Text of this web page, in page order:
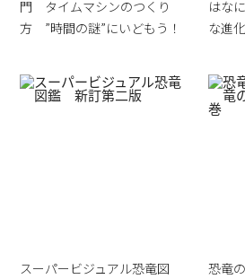
門 タイムマシンのつくり
方 ”時間の謎”にいどもう！
はな
な進
スーパービジュアル恐竜図
恐竜